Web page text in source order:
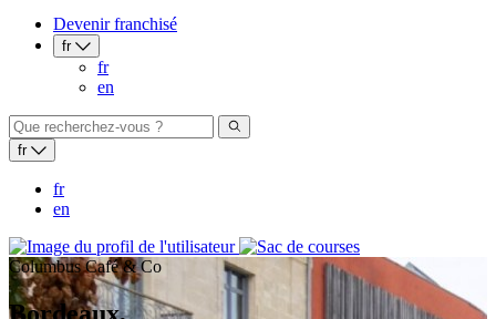
Devenir franchisé
fr
fr
en
fr
fr
en
Columbus Café & Co